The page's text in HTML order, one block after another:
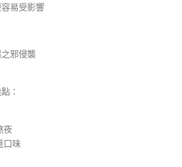
易受影響
邪侵襲
：
夜
口味